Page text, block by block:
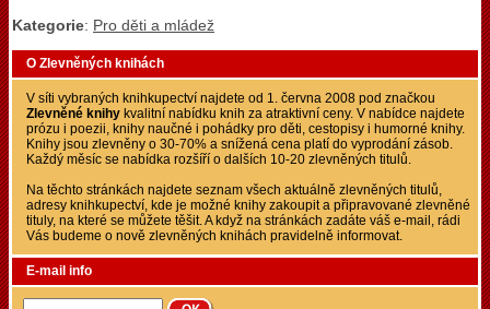
Kategorie: Pro děti a mládež
O Zlevněných knihách
V síti vybraných knihkupectví najdete od 1. června 2008 pod značkou
Zlevněné knihy kvalitní nabídku knih za atraktivní ceny. V nabídce najdete
prózu i poezii, knihy naučné i pohádky pro děti, cestopisy i humorné knihy.
Knihy jsou zlevněny o 30-70% a snížená cena platí do vyprodání zásob.
Každý měsíc se nabídka rozšíří o dalších 10-20 zlevněných titulů.
Na těchto stránkách najdete seznam všech aktuálně zlevněných titulů,
adresy knihkupectví, kde je možné knihy zakoupit a připravované zlevněné
tituly, na které se můžete těšit. A když na stránkách zadáte váš e-mail, rádi
Vás budeme o nově zlevněných knihách pravidelně informovat.
E-mail info